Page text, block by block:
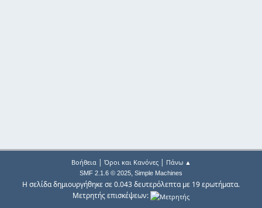
Βοήθεια| Όροι και Κανόνες| Πάνω ▲
SMF 2.1.6 © 2025, Simple Machines
Η σελίδα δημιουργήθηκε σε 0.043 δευτερόλεπτα με 19 ερωτήματα.
Μετρητής επισκέψεων: